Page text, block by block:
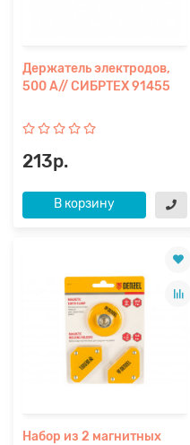
Держатель электродов,
500 А// СИБРТЕХ 91455
213р.
В корзину
Набор из 2 магнитных